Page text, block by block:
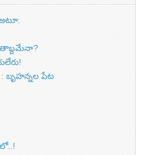
బృహన్నల పేట